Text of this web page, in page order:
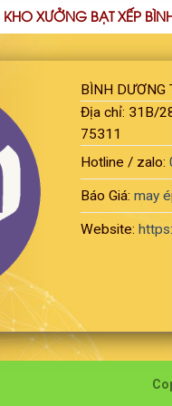
KHO XƯỞNG BẠT XẾP
BÌNH DƯƠNG
Địa chỉ: 31B/
75311
Hotline / zalo:
Báo Giá: may
Website: